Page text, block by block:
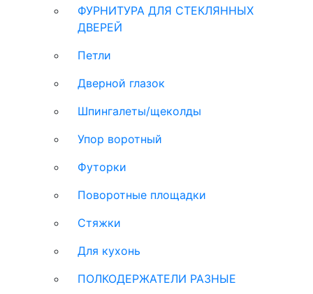
ФУРНИТУРА ДЛЯ СТЕКЛЯННЫХ
ДВЕРЕЙ
Петли
Дверной глазок
Шпингалеты/щеколды
Упор воротный
Футорки
Поворотные площадки
Стяжки
Для кухонь
ПОЛКОДЕРЖАТЕЛИ РАЗНЫЕ